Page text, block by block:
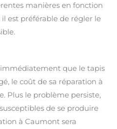
manières en fonction
est préférable de régler le
que le tapis
le coût de sa réparation à
Plus le problème persiste,
de se produire
à Caumont sera